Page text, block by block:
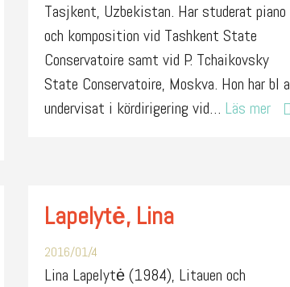
Tasjkent, Uzbekistan. Har studerat piano
och komposition vid Tashkent State
Conservatoire samt vid P. Tchaikovsky
State Conservatoire, Moskva. Hon har bl a
undervisat i kördirigering vid… Läs mer
Lapelytė, Lina
2016/01/4
Lina Lapelytė (1984), Litauen och